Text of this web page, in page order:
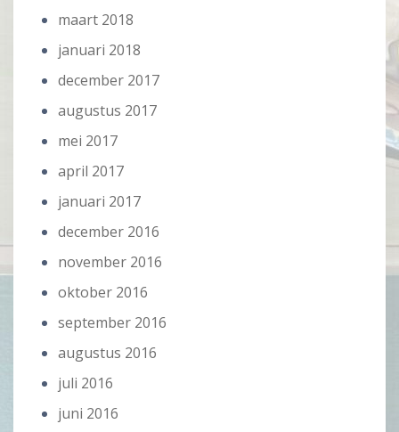
maart 2018
januari 2018
december 2017
augustus 2017
mei 2017
april 2017
januari 2017
december 2016
november 2016
oktober 2016
september 2016
augustus 2016
juli 2016
juni 2016